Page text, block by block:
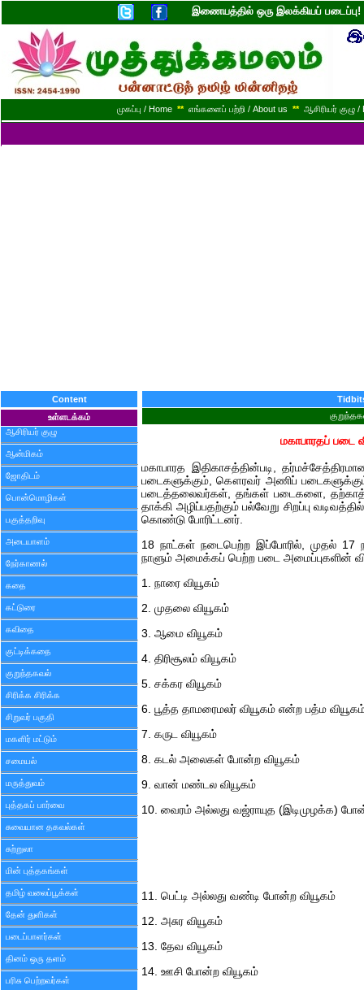
இணையத்தில் ஒரு இலக்கியப்
முகப்பு / Home ** எங்களைப் பற்றி / About us ** ஆசிரியர் குழு
Content
உள்ளடக்கம்
ஆசிரியர் குழு
ஆன்மிகம்
ஜோதிடம்
பொன்மொழிகள்
பகுத்தறிவு
அடையாளம்
நேர்காணல்
கதை
கட்டுரை
கவிதை
குட்டிக்கதை
குறுந்தகவல்
சிரிக்க சிரிக்க
சிறுவர் பகுதி
மகளிர் மட்டும்
சமையல்
மருத்துவம்
புத்தகப் பார்வை
சுவையான தகவல்கள்
சுற்றுலா
மின் புத்தகங்கள்
தமிழ் வலைப்பூக்கள்
தேன் துளிகள்
படைப்பாளர்கள்
தினம் ஒரு தளம்
பரிசு பெற்றவர்கள்
மகாபாரதப் படை
மகாபாரத இதிகாசத்தின்படி,
படைகளுக்கும், கௌரவர் அணிப்
படைத்தலைவர்கள், தங்கள் படைகளை,
தாக்கி அழிப்பதற்கும் பல்வேறு சிறப்பு
கொண்டு போரிட்டனர்.
18 நாட்கள் நடைபெற்ற இப்போரில், முதல் 17
நாளும் அமைக்கப் பெற்ற படை அமைப்புகளின்
1. நாரை வியூகம்
2. முதலை வியூகம்
3. ஆமை வியூகம்
4. திரிசூலம் வியூகம்
5. சக்கர வியூகம்
6. பூத்த தாமரைமலர் வியூகம் என்ற பத்ம
7. கருட வியூகம்
8. கடல் அலைகள் போன்ற வியூகம்
9. வான் மண்டல வியூகம்
10. வைரம் அல்லது வஜ்ராயுத (இடிமுழக்க)
11. பெட்டி அல்லது வண்டி போன்ற வியூகம்
12. அசுர வியூகம்
13. தேவ வியூகம்
14. ஊசி போன்ற வியூகம்